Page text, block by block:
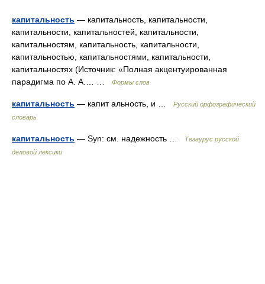
капитальность — капитальность, капитальности,
капитальности, капитальностей, капитальности,
капитальностям, капитальность, капитальности,
капитальностью, капитальностями, капитальности,
капитальностях (Источник: «Полная акцентуированная
парадигма по А. А.… …
Формы слов
капитальность — капит альность, и …
Русский орфографический
словарь
капитальность — Syn: см. надежность …
Тезаурус русской
деловой лексики